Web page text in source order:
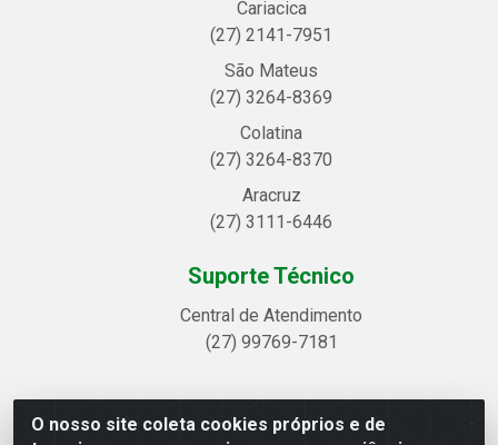
O nosso site coleta cookies próprios e de
Cariacica
(27) 2141-7951
São Mateus
(27) 3264-8369
Colatina
(27) 3264-8370
Aracruz
(27) 3111-6446
Suporte Técnico
Central de Atendimento
(27) 99769-7181
Linhavix Distribuidora LTDA - Avenida Alegre, 2521 -